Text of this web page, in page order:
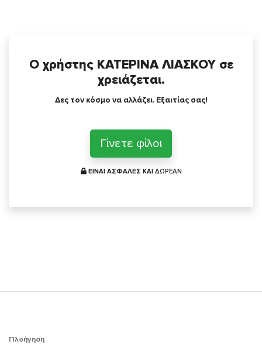
Ο χρήστης ΚΑΤΕΡΙΝΑ ΛΙΑΣΚΟΥ σε
χρειάζεται.
Δες τον κόσμο να αλλάζει. Εξαιτίας σας!
Γίνετε φίλοι
ΕΙΝΑΙ ΑΣΦΑΛΕΣ ΚΑΙ ΔΩΡΕΑΝ
Πλοήγηση